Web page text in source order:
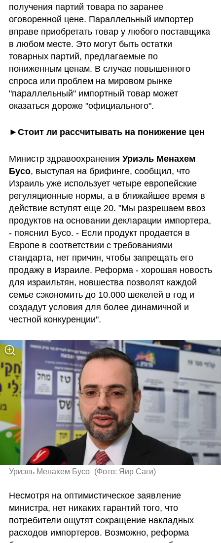
получения партий товара по заранее
оговоренной цене. Параллельный импортер
вправе приобретать товар у любого поставщика
в любом месте. Это могут быть остатки
товарных партий, предлагаемые по
пониженным ценам. В случае повышенного
спроса или проблем на мировом рынке
"параллельный" импортный товар может
оказаться дороже "официального".
►Стоит ли рассчитывать на понижение цен
Министр здравоохранения Уриэль Менахем
Бусо, выступая на брифинге, сообщил, что
Израиль уже использует четыре европейские
регуляционные нормы, а в ближайшее время в
действие вступят еще 20. "Мы разрешаем ввоз
продуктов на основании декларации импортера,
- пояснил Бусо. - Если продукт продается в
Европе в соответствии с требованиями
стандарта, нет причин, чтобы запрещать его
продажу в Израиле. Реформа - хорошая новость
для израильтян, новшества позволят каждой
семье сэкономить до 10.000 шекелей в год и
создадут условия для более динамичной и
честной конкуренции".
Уриэль Менахем Бусо (Фото: Яир Саги)
Несмотря на оптимистическое заявление
министра, нет никаких гарантий того, что
потребители ощутят сокращение накладных
расходов импортеров. Возможно, реформа